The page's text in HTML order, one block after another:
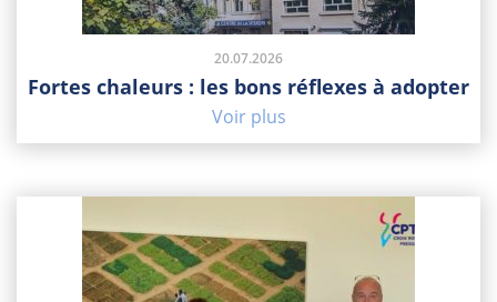
20.07.2026
Fortes chaleurs : les bons réflexes à adopter
Voir plus